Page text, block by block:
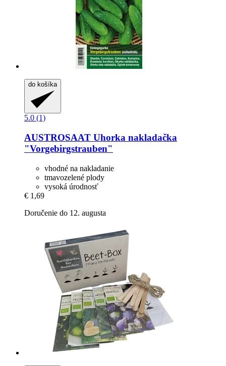
do košíka
5.0 (1)
AUSTROSAAT Uhorka nakladačka
"Vorgebirgstrauben"
vhodné na nakladanie
tmavozelené plody
vysoká úrodnosť
€ 1,69
Doručenie do 12. augusta